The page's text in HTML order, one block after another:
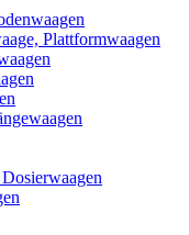
Plattformwaagen